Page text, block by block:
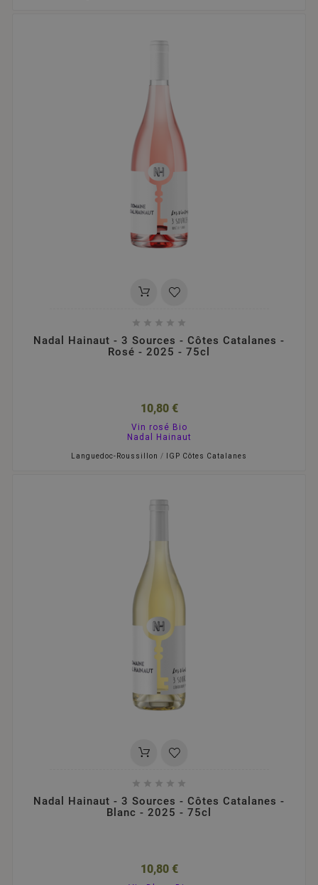
    
Nadal Hainaut - 3 Sources - Côtes Catalanes -
Rosé - 2025 - 75cl
10,80 €
Vin rosé Bio
Nadal Hainaut
Languedoc-Roussillon / IGP Côtes Catalanes
    
Nadal Hainaut - 3 Sources - Côtes Catalanes -
Blanc - 2025 - 75cl
10,80 €